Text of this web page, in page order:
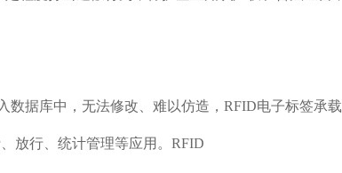
据库中，无法修改、难以仿造，RFID电子标签承载
放行、统计管理等应用。RFID